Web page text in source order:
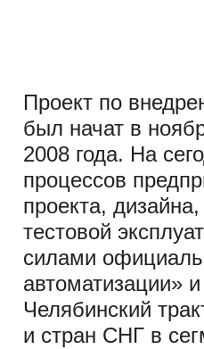
Проект по
был начат в
2008 года. На
процессов
проекта,
тестовой
силами
автоматизации»
Челябинский
и стран СНГ в